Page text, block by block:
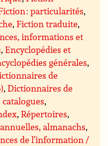
: particularités,
,Fiction traduite,
informations et
,Encyclopédies et
générales,
de
,Dictionnaires de
,
,Répertoires,
almanachs,
de l’information /